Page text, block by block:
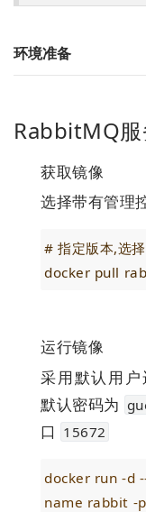
环境准备
RabbitMQ
获取镜像
选择带有管理
# 指定版本,选
docker pull
运行镜像
采用默认用
默认密码为
口 15672
docker run -d
name rabbit -